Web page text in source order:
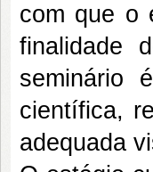
com que o
finalidade
seminário
científica,
adequada